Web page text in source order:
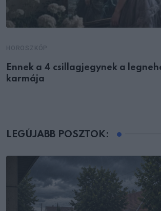
Ennek a 4 csillagjegynek a
karmája
LEGÚJABB POSZTOK: